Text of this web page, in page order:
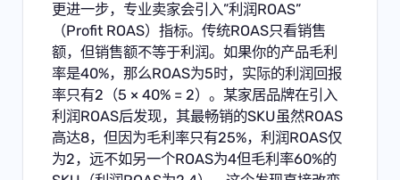
更进一步，专业卖家会引入”利润ROAS”
（Profit ROAS）指标。传统ROAS只看销售
额，但销售额不等于利润。如果你的产品毛利
率是40%，那么ROAS为5时，实际的利润回报
率只有2（5 × 40% = 2）。某家居品牌在引入
利润ROAS后发现，其最畅销的SKU虽然ROAS
高达8，但因为毛利率只有25%，利润ROAS仅
为2，远不如另一个ROAS为4但毛利率60%的